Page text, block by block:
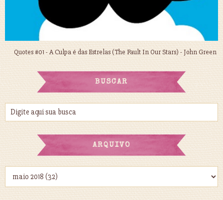
Quotes #01 - A Culpa é das Estrelas (The Fault In Our Stars) - John Green
BUSCAR
ARQUIVO